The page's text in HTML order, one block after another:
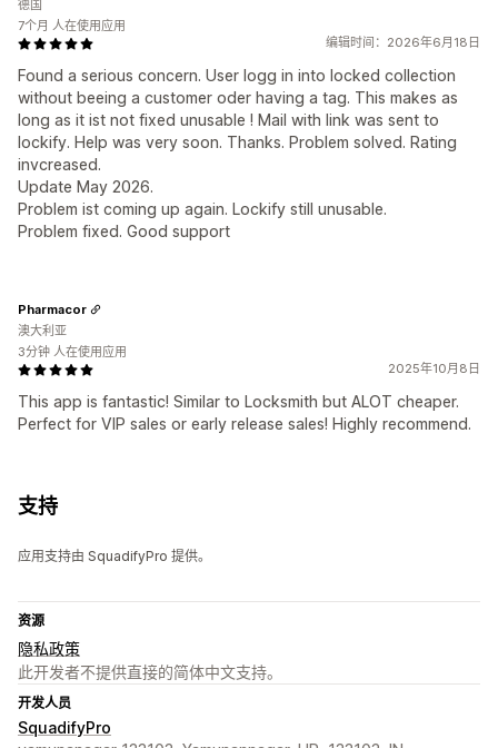
编辑时间：2026年6月18日
Found a serious concern. User logg in into locked collection
without beeing a customer oder having a tag. This makes as
long as it ist not fixed unusable ! Mail with link was sent to
lockify. Help was very soon. Thanks. Problem solved. Rating
invcreased.
Update May 2026.
Problem ist coming up again. Lockify still unusable.
Problem fixed. Good support
德国
7个月 人在使用应用
2025年10月8日
This app is fantastic! Similar to Locksmith but ALOT cheaper.
Perfect for VIP sales or early release sales! Highly recommend.
Pharmacor
澳大利亚
3分钟 人在使用应用
支持
应用支持由 SquadifyPro 提供。
资源
隐私政策
此开发者不提供直接的简体中文支持。
开发人员
SquadifyPro